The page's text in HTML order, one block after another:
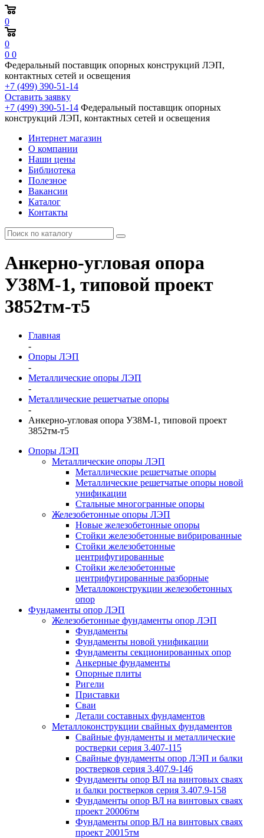
0
0
0 0
Федеральный поставщик опорных конструкций ЛЭП,
контактных сетей и освещения
+7 (499) 390-51-14
Оставить заявку
+7 (499) 390-51-14 Федеральный поставщик опорных
конструкций ЛЭП, контактных сетей и освещения
Интернет магазин
О компании
Наши цены
Библиотека
Полезное
Вакансии
Каталог
Контакты
Анкерно-угловая опора
У38М-1, типовой проект
3852тм-т5
Главная
-
Опоры ЛЭП
-
Металлические опоры ЛЭП
-
Металлические решетчатые опоры
-
Анкерно-угловая опора У38М-1, типовой проект
3852тм-т5
Опоры ЛЭП
Металлические опоры ЛЭП
Металлические решетчатые опоры
Металлические решетчатые опоры новой
унификации
Стальные многогранные опоры
Железобетонные опоры ЛЭП
Новые железобетонные опоры
Стойки железобетонные вибрированные
Стойки железобетонные
центрифугированные
Стойки железобетонные
центрифугированные разборные
Металлоконструкции железобетонных
опор
Фундаменты опор ЛЭП
Железобетонные фундаменты опор ЛЭП
Фундаменты
Фундаменты новой унификации
Фундаменты секционированных опор
Анкерные фундаменты
Опорные плиты
Ригели
Приставки
Сваи
Детали составных фундаментов
Металлоконструкции свайных фундаментов
Свайные фундаменты и металлические
ростверки серия 3.407-115
Свайные фундаменты опор ЛЭП и балки
ростверков серия 3.407.9-146
Фундаменты опор ВЛ на винтовых сваях
и балки ростверков серия 3.407.9-158
Фундаменты опор ВЛ на винтовых сваях
проект 20006тм
Фундаменты опор ВЛ на винтовых сваях
проект 20015тм